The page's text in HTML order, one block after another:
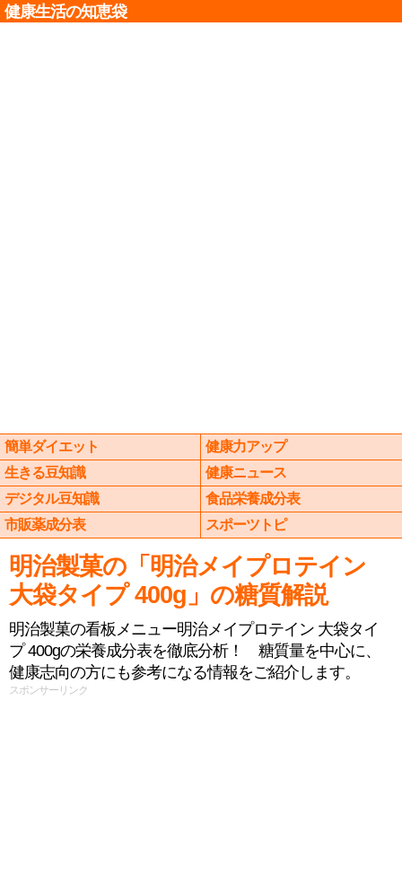
健康生活の知恵袋
簡単ダイエット
健康力アップ
生きる豆知識
健康ニュース
デジタル豆知識
食品栄養成分表
市販薬成分表
スポーツトピ
明治製菓の「明治メイプロテイン
大袋タイプ 400g」の糖質解説
明治製菓の看板メニュー明治メイプロテイン 大袋タイ
プ 400gの栄養成分表を徹底分析！ 糖質量を中心に、
健康志向の方にも参考になる情報をご紹介します。
スポンサーリンク